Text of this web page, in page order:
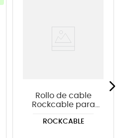
Rollo de cable
Rockcable para
RCL10300D6 100
ROCKCABLE